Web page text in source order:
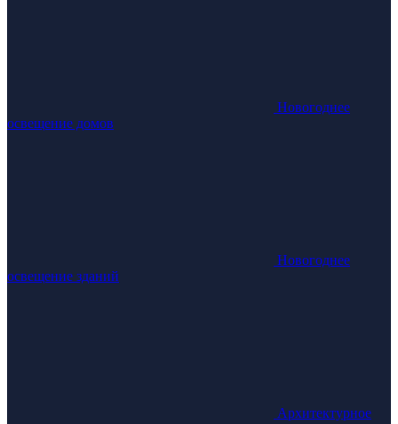
Новогоднее
освещение домов
Новогоднее
освещение зданий
Архитектурное